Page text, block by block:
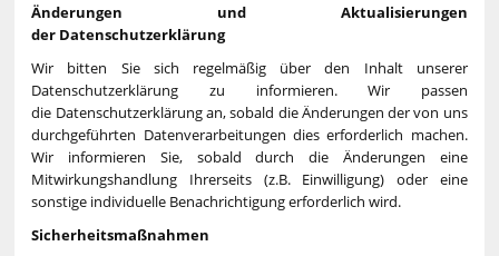
Änderungen und Aktualisierungen
der Datenschutzerklärung
Wir bitten Sie sich regelmäßig über den Inhalt unserer
Datenschutzerklärung zu informieren. Wir passen
die Datenschutzerklärung an, sobald die Änderungen der von uns
durchgeführten Datenverarbeitungen dies erforderlich machen.
Wir informieren Sie, sobald durch die Änderungen eine
Mitwirkungshandlung Ihrerseits (z.B. Einwilligung) oder eine
sonstige individuelle Benachrichtigung erforderlich wird.
Sicherheitsmaßnahmen